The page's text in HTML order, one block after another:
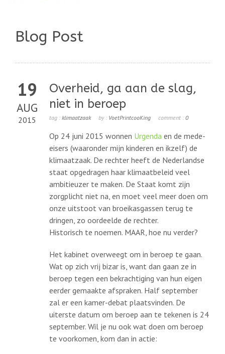
Blog Post
19
AUG
2015
Overheid, ga aan de slag,
niet in beroep
tag : klimaatzaak by : VoetPrintcooKing comment : 0
Op 24 juni 2015 wonnen Urgenda en de mede-
eisers (waaronder mijn kinderen en ikzelf) de
klimaatzaak. De rechter heeft de Nederlandse
staat opgedragen haar klimaatbeleid veel
ambitieuzer te maken. De Staat komt zijn
zorgplicht niet na, en moet veel meer doen om
onze uitstoot van broeikasgassen terug te
dringen, zo oordeelde de rechter.
Historisch te noemen. MAAR, hoe nu verder?
Het kabinet overweegt om in beroep te gaan.
Wat op zich vrij bizar is, want dan gaan ze in
beroep tegen een bekrachtiging van hun eigen
eerder gemaakte afspraken. Half september
zal er een kamer-debat plaatsvinden. De
uiterste datum om beroep aan te tekenen is 24
september. Wil je nu ook wat doen om beroep
te voorkomen, kom dan in actie: